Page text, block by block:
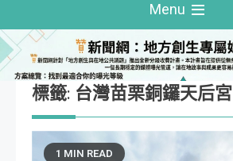
Menu
標籤: 台灣苗栗銅鑼天后宮
1 MIN READ